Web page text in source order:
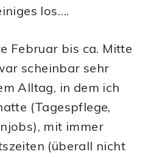
los….
Februar bis ca. Mitte
scheinbar sehr
Alltag, in dem ich
(Tagespflege,
mit immer
(überall nicht